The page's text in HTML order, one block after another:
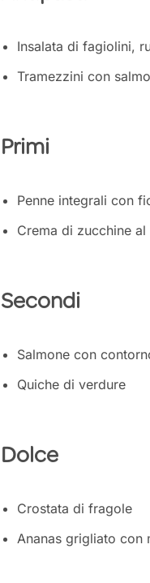
Insalata di fagiolini,
Tramezzini con
Primi
Penne integrali con
Crema di zucchine
Secondi
Salmone con
Quiche di verdure
Dolce
Crostata di fragole
Ananas grigliato con